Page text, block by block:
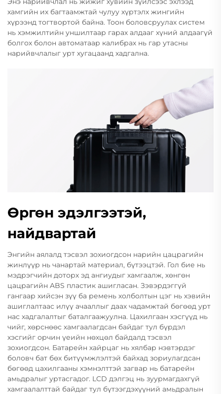
хамгийн их багтаамжтай чулуу хүртэлх жингийн
хүрээнд тогтвортой байна. Тоон боловсруулах систем
нь хэмжилтийн уншилтаар гарах алдааг хүний алдаагүй
болгох болон автоматаар калибрах нь гар утасны
нарийвчлалыг урт хугацаанд хадгална.
Өргөн эдэлгээтэй,
найдвартай
Энгийн аялалд тэсвэл зохиогдсон нарийн цацрагийн
жинлүүр нь чанартай материал, бүтээцтэй. Гол бие нь
мэдрэгчийн доторх эд ангиудыг хамгаалж, хөнгөн
цацрагийн ABS пластик ашигласан. Зэвэрдэггүй
гангаар хийсэн зүү ба ремень холболтын цэг нь хэвийн
ашиглалтаас илүү ачааллыг даах чадамжтай бөгөөд урт
нас хадгалалтыг баталгаажуулна. Цахилгаан хэсгүүд нь
чийг, хөрснөөс хамгаалагдсан байдаг тул бүрдэл
хэсгийг орчин үеийн нөхцөл байдалд тэсвэл
зохиогдсон. Батарейн хайрцаг нь хялбар нэвтэрдэг
боловч бат бөх битүүмжлэлтэй байхад зориулагдсан
бөгөөд цахилгааны хэмнэлттэй загвар нь батарейн
амьдралыг уртасгадог. LCD дэлгэц нь зуурмагдахгүй
хамгаалалттай байдаг тул бүтээгдэхүүний амьдралын